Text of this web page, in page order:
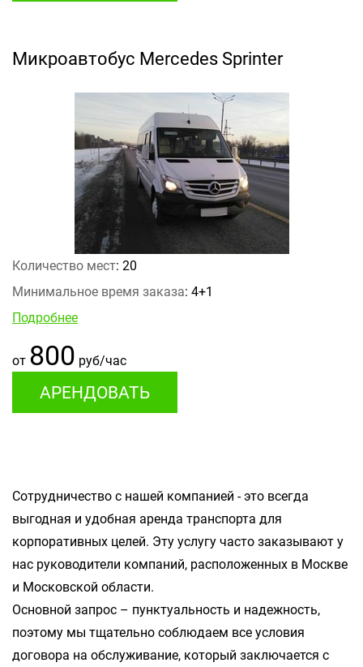
Микроавтобус Mercedes Sprinter
Количество мест: 20
Минимальное время заказа: 4+1
Подробнее
от 800 руб/час
АРЕНДОВАТЬ
Сотрудничество с нашей компанией - это всегда
выгодная и удобная аренда транспорта для
корпоративных целей. Эту услугу часто заказывают у
нас руководители компаний, расположенных в Москве
и Московской области.
Основной запрос – пунктуальность и надежность,
поэтому мы тщательно соблюдаем все условия
договора на обслуживание, который заключается с